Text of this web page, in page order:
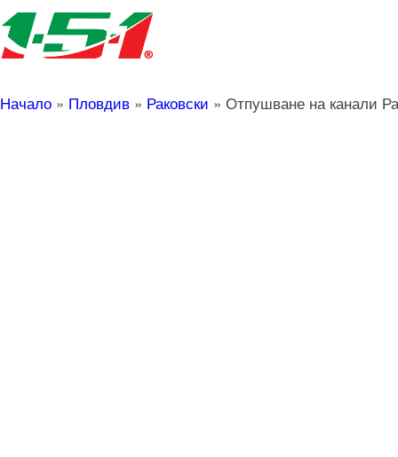
Начало » Пловдив » Раковски » Отпушване на канали